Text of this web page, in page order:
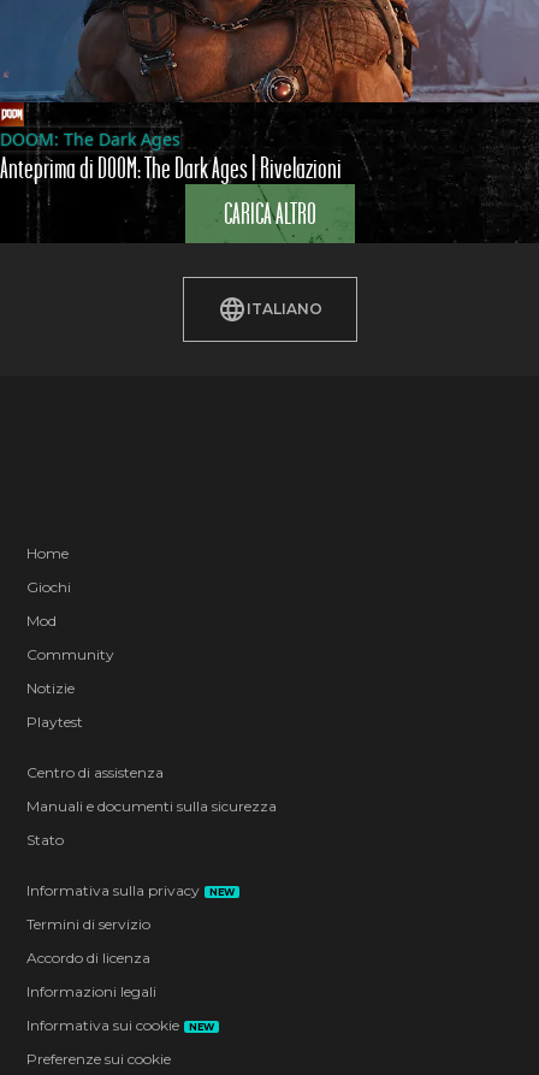
DOOM: The Dark Ages
Anteprima di DOOM: The Dark Ages | Rivelazioni
CARICA ALTRO
ITALIANO
Home
Giochi
Mod
Community
Notizie
Playtest
Centro di assistenza
Manuali e documenti sulla sicurezza
Stato
Informativa sulla privacy NEW
Termini di servizio
Accordo di licenza
Informazioni legali
Informativa sui cookie
NEW
Preferenze sui cookie